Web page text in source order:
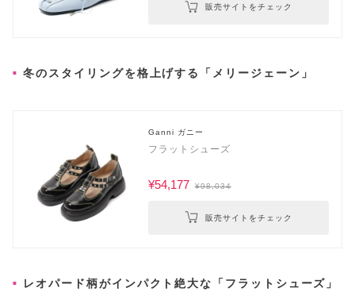
販売サイトをチェック
冬のスタイリングを格上げする「メリージェーン」
Ganni ガニー
フラットシューズ
¥54,177 ¥98,034
販売サイトをチェック
レオパード柄がインパクト絶大な「フラットシューズ」